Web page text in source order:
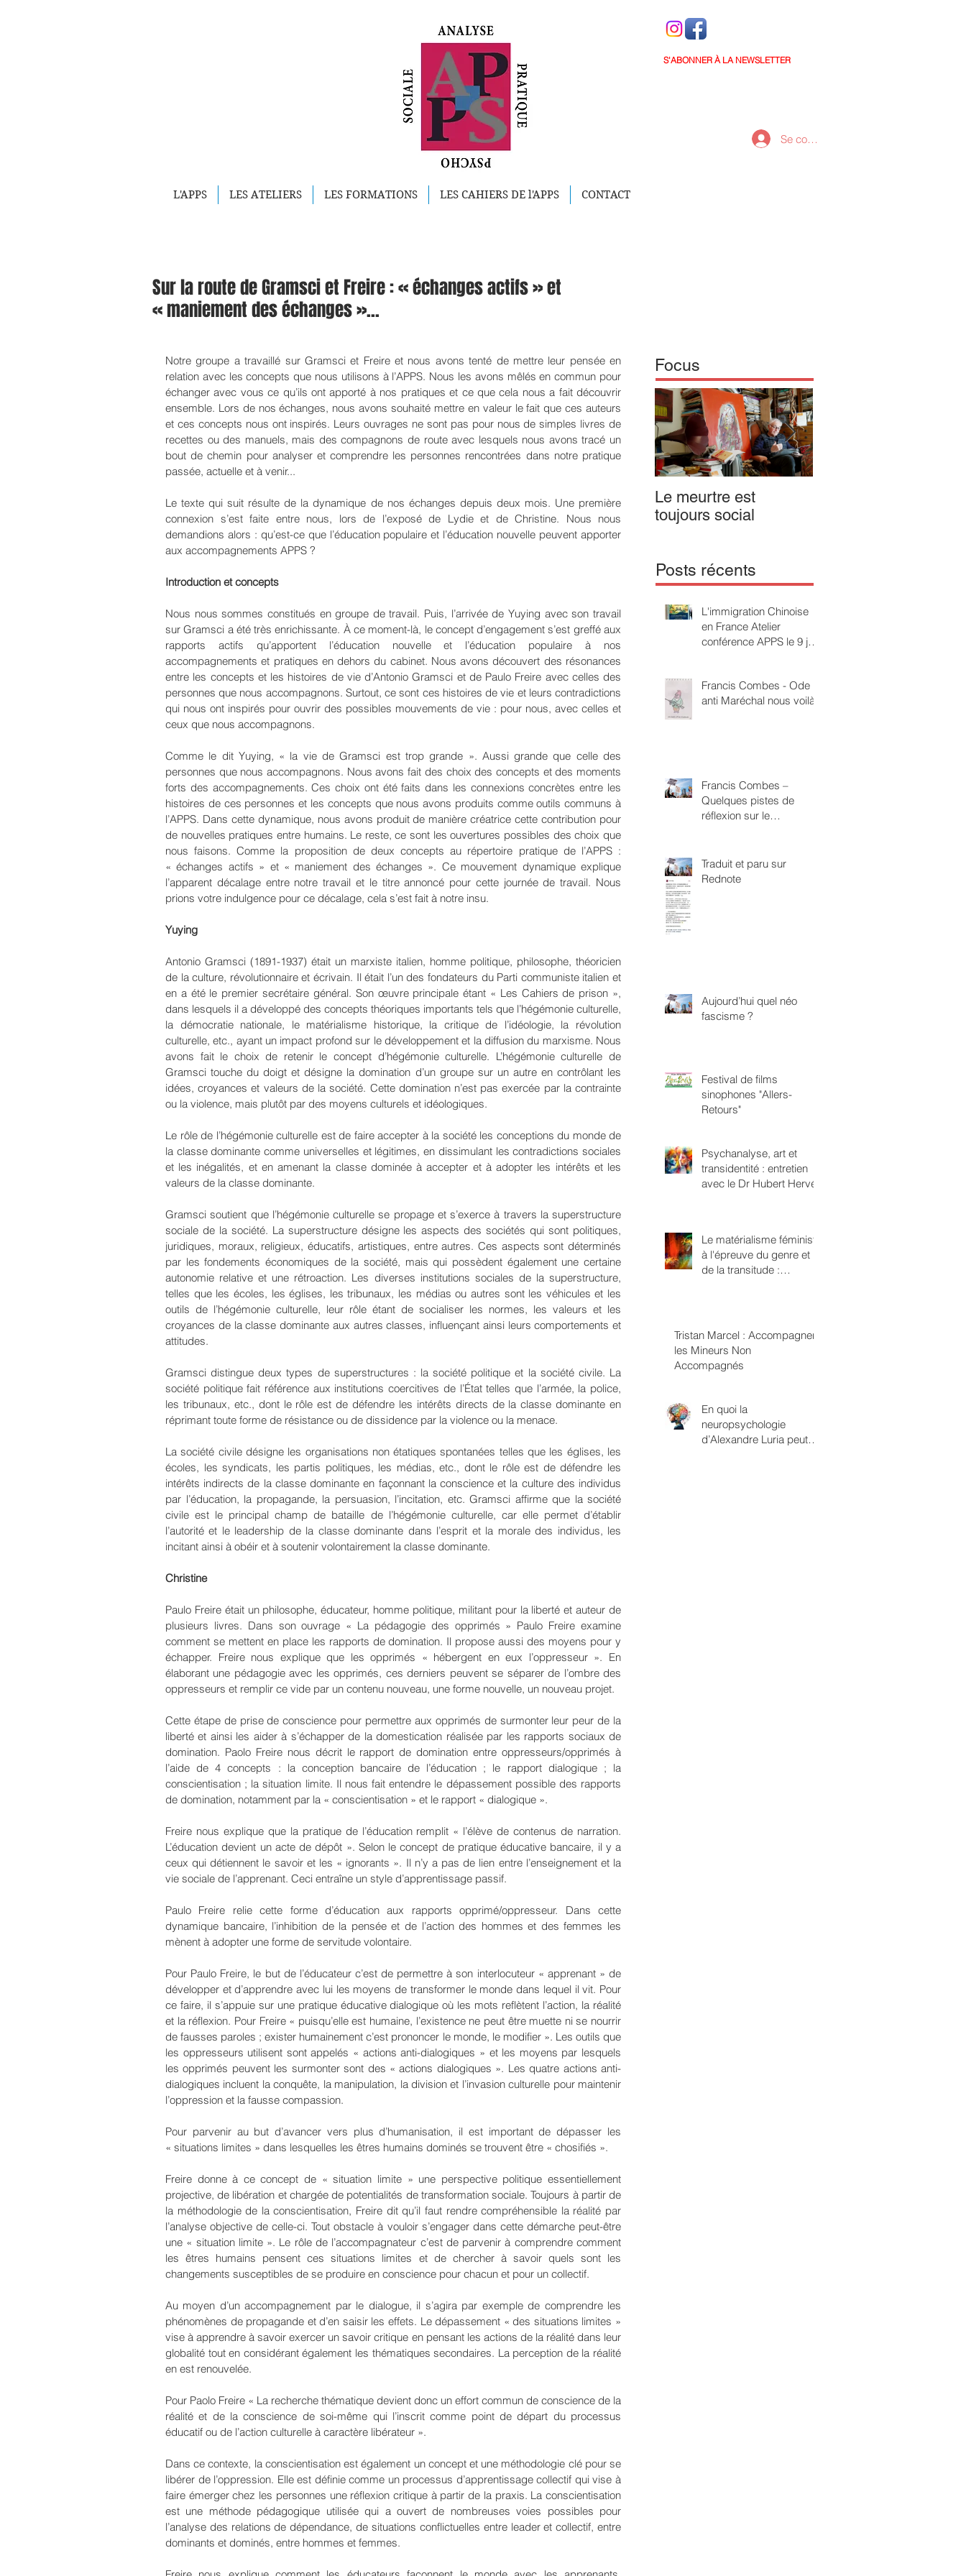
S'ABONNER À LA NEWSLETTER
Se connecter
L'APPS LES ATELIERS LES FORMATIONS LES CAHIERS DE l'APPS CONTACT
Sur la route de Gramsci et Freire : « échanges actifs » et
« maniement des échanges »...
Notre groupe a travaillé sur Gramsci et Freire et nous avons tenté de mettre leur pensée en
relation avec les concepts que nous utilisons à l’APPS. Nous les avons mêlés en commun pour
échanger avec vous ce qu’ils ont apporté à nos pratiques et ce que cela nous a fait découvrir
ensemble. Lors de nos échanges, nous avons souhaité mettre en valeur le fait que ces auteurs
et ces concepts nous ont inspirés. Leurs ouvrages ne sont pas pour nous de simples livres de
recettes ou des manuels, mais des compagnons de route avec lesquels nous avons tracé un
bout de chemin pour analyser et comprendre les personnes rencontrées dans notre pratique
passée, actuelle et à venir...
Le texte qui suit résulte de la dynamique de nos échanges depuis deux mois. Une première
connexion s’est faite entre nous, lors de l’exposé de Lydie et de Christine. Nous nous
demandions alors : qu’est-ce que l’éducation populaire et l’éducation nouvelle peuvent apporter
aux accompagnements APPS ?
Introduction et concepts
Nous nous sommes constitués en groupe de travail. Puis, l’arrivée de Yuying avec son travail
sur Gramsci a été très enrichissante. À ce moment-là, le concept d’engagement s’est greffé aux
rapports actifs qu’apportent l’éducation nouvelle et l’éducation populaire à nos
accompagnements et pratiques en dehors du cabinet. Nous avons découvert des résonances
entre les concepts et les histoires de vie d’Antonio Gramsci et de Paulo Freire avec celles des
personnes que nous accompagnons. Surtout, ce sont ces histoires de vie et leurs contradictions
qui nous ont inspirés pour ouvrir des possibles mouvements de vie : pour nous, avec celles et
ceux que nous accompagnons.
Comme le dit Yuying, « la vie de Gramsci est trop grande ». Aussi grande que celle des
personnes que nous accompagnons. Nous avons fait des choix des concepts et des moments
forts des accompagnements. Ces choix ont été faits dans les connexions concrètes entre les
histoires de ces personnes et les concepts que nous avons produits comme outils communs à
l’APPS. Dans cette dynamique, nous avons produit de manière créatrice cette contribution pour
de nouvelles pratiques entre humains. Le reste, ce sont les ouvertures possibles des choix que
nous faisons. Comme la proposition de deux concepts au répertoire pratique de l’APPS :
« échanges actifs » et « maniement des échanges ». Ce mouvement dynamique explique
l’apparent décalage entre notre travail et le titre annoncé pour cette journée de travail. Nous
prions votre indulgence pour ce décalage, cela s’est fait à notre insu.
Yuying
Antonio Gramsci (1891-1937) était un marxiste italien, homme politique, philosophe, théoricien
de la culture, révolutionnaire et écrivain. Il était l’un des fondateurs du Parti communiste italien et
en a été le premier secrétaire général. Son œuvre principale étant « Les Cahiers de prison »,
dans lesquels il a développé des concepts théoriques importants tels que l’hégémonie culturelle,
la démocratie nationale, le matérialisme historique, la critique de l’idéologie, la révolution
culturelle, etc., ayant un impact profond sur le développement et la diffusion du marxisme. Nous
avons fait le choix de retenir le concept d’hégémonie culturelle. L’hégémonie culturelle de
Gramsci touche du doigt et désigne la domination d’un groupe sur un autre en contrôlant les
idées, croyances et valeurs de la société. Cette domination n’est pas exercée par la contrainte
ou la violence, mais plutôt par des moyens culturels et idéologiques.
Le rôle de l’hégémonie culturelle est de faire accepter à la société les conceptions du monde de
la classe dominante comme universelles et légitimes, en dissimulant les contradictions sociales
et les inégalités, et en amenant la classe dominée à accepter et à adopter les intérêts et les
valeurs de la classe dominante.
Gramsci soutient que l’hégémonie culturelle se propage et s’exerce à travers la superstructure
sociale de la société. La superstructure désigne les aspects des sociétés qui sont politiques,
juridiques, moraux, religieux, éducatifs, artistiques, entre autres. Ces aspects sont déterminés
par les fondements économiques de la société, mais qui possèdent également une certaine
autonomie relative et une rétroaction. Les diverses institutions sociales de la superstructure,
telles que les écoles, les églises, les tribunaux, les médias ou autres sont les véhicules et les
outils de l’hégémonie culturelle, leur rôle étant de socialiser les normes, les valeurs et les
croyances de la classe dominante aux autres classes, influençant ainsi leurs comportements et
attitudes.
Gramsci distingue deux types de superstructures : la société politique et la société civile. La
société politique fait référence aux institutions coercitives de l’État telles que l’armée, la police,
les tribunaux, etc., dont le rôle est de défendre les intérêts directs de la classe dominante en
réprimant toute forme de résistance ou de dissidence par la violence ou la menace.
La société civile désigne les organisations non étatiques spontanées telles que les églises, les
écoles, les syndicats, les partis politiques, les médias, etc., dont le rôle est de défendre les
intérêts indirects de la classe dominante en façonnant la conscience et la culture des individus
par l’éducation, la propagande, la persuasion, l’incitation, etc. Gramsci affirme que la société
civile est le principal champ de bataille de l’hégémonie culturelle, car elle permet d’établir
l’autorité et le leadership de la classe dominante dans l’esprit et la morale des individus, les
incitant ainsi à obéir et à soutenir volontairement la classe dominante.
Christine
Paulo Freire était un philosophe, éducateur, homme politique, militant pour la liberté et auteur de
plusieurs livres. Dans son ouvrage « La pédagogie des opprimés » Paulo Freire examine
comment se mettent en place les rapports de domination. Il propose aussi des moyens pour y
échapper. Freire nous explique que les opprimés « hébergent en eux l’oppresseur ». En
élaborant une pédagogie avec les opprimés, ces derniers peuvent se séparer de l’ombre des
oppresseurs et remplir ce vide par un contenu nouveau, une forme nouvelle, un nouveau projet.
Cette étape de prise de conscience pour permettre aux opprimés de surmonter leur peur de la
liberté et ainsi les aider à s’échapper de la domestication réalisée par les rapports sociaux de
domination. Paolo Freire nous décrit le rapport de domination entre oppresseurs/opprimés à
l’aide de 4 concepts : la conception bancaire de l’éducation ; le rapport dialogique ; la
conscientisation ; la situation limite. Il nous fait entendre le dépassement possible des rapports
de domination, notamment par la « conscientisation » et le rapport « dialogique ».
Freire nous explique que la pratique de l’éducation remplit « l’élève de contenus de narration.
L’éducation devient un acte de dépôt ». Selon le concept de pratique éducative bancaire, il y a
ceux qui détiennent le savoir et les « ignorants ». Il n’y a pas de lien entre l’enseignement et la
vie sociale de l’apprenant. Ceci entraîne un style d’apprentissage passif.
Paulo Freire relie cette forme d’éducation aux rapports opprimé/oppresseur. Dans cette
dynamique bancaire, l’inhibition de la pensée et de l’action des hommes et des femmes les
mènent à adopter une forme de servitude volontaire.
Pour Paulo Freire, le but de l’éducateur c’est de permettre à son interlocuteur « apprenant » de
développer et d’apprendre avec lui les moyens de transformer le monde dans lequel il vit. Pour
ce faire, il s’appuie sur une pratique éducative dialogique où les mots reflètent l’action, la réalité
et la réflexion. Pour Freire « puisqu’elle est humaine, l’existence ne peut être muette ni se nourrir
de fausses paroles ; exister humainement c’est prononcer le monde, le modifier ». Les outils que
les oppresseurs utilisent sont appelés « actions anti-dialogiques » et les moyens par lesquels
les opprimés peuvent les surmonter sont des « actions dialogiques ». Les quatre actions anti-
dialogiques incluent la conquête, la manipulation, la division et l’invasion culturelle pour maintenir
l’oppression et la fausse compassion.
Pour parvenir au but d’avancer vers plus d’humanisation, il est important de dépasser les
« situations limites » dans lesquelles les êtres humains dominés se trouvent être « chosifiés ».
Freire donne à ce concept de « situation limite » une perspective politique essentiellement
projective, de libération et chargée de potentialités de transformation sociale. Toujours à partir de
la méthodologie de la conscientisation, Freire dit qu’il faut rendre compréhensible la réalité par
l’analyse objective de celle-ci. Tout obstacle à vouloir s’engager dans cette démarche peut-être
une « situation limite ». Le rôle de l’accompagnateur c’est de parvenir à comprendre comment
les êtres humains pensent ces situations limites et de chercher à savoir quels sont les
changements susceptibles de se produire en conscience pour chacun et pour un collectif.
Au moyen d’un accompagnement par le dialogue, il s’agira par exemple de comprendre les
phénomènes de propagande et d’en saisir les effets. Le dépassement « des situations limites »
vise à apprendre à savoir exercer un savoir critique en pensant les actions de la réalité dans leur
globalité tout en considérant également les thématiques secondaires. La perception de la réalité
en est renouvelée.
Pour Paolo Freire « La recherche thématique devient donc un effort commun de conscience de la
réalité et de la conscience de soi-même qui l’inscrit comme point de départ du processus
éducatif ou de l’action culturelle à caractère libérateur ».
Dans ce contexte, la conscientisation est également un concept et une méthodologie clé pour se
libérer de l’oppression. Elle est définie comme un processus d’apprentissage collectif qui vise à
faire émerger chez les personnes une réflexion critique à partir de la praxis. La conscientisation
est une méthode pédagogique utilisée qui a ouvert de nombreuses voies possibles pour
l’analyse des relations de dépendance, de situations conflictuelles entre leader et collectif, entre
dominants et dominés, entre hommes et femmes.
Focus
Le meurtre est
toujours social
Posts récents
L'immigration Chinoise
en France Atelier
conférence APPS le 9 juin
Boucry Paris 18ème
Francis Combes - Ode
anti Maréchal nous voilà
Francis Combes –
Quelques pistes de
réflexion sur le
Traduit et paru sur
Rednote
Aujourd’hui quel néo
fascisme ?
Festival de films
sinophones "Allers-
Retours"
Psychanalyse, art et
transidentité : entretien
avec le Dr Hubert Hervé
Le matérialisme féministe
à l'épreuve du genre et
de la transitude :
Tristan Marcel : Accompagner
les Mineurs Non
Accompagnés
En quoi la
neuropsychologie
d’Alexandre Luria peut